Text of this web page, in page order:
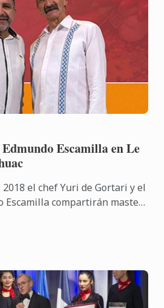
Escamilla en Le
el chef Yuri de Gortari y el
Escamilla compartirán master